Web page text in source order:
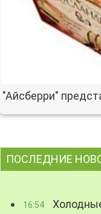
"Айсберри"
ПОСЛЕДНИЕ
16:54